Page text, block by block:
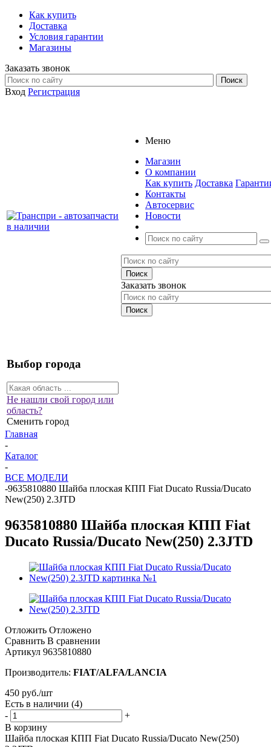
Как купить
Доставка
Условия гарантии
Магазины
Заказать звонок
Вход Регистрация
Меню
Магазин
О компании
Как купить Доставка
Контакты
Автосервис
Новости
Заказать звонок
Выбор города
Не нашли свой город или
область?
Сменить город
Главная
-
Каталог
-
ВСЕ МОДЕЛИ
-9635810880 Шайба плоская КПП Fiat Ducato Russia/Ducato
New(250) 2.3JTD
9635810880 Шайба плоская КПП Fiat
Ducato Russia/Ducato New(250) 2.3JTD
Отложить Отложено
Сравнить В сравнении
Артикул 9635810880
Производитель: FIAT/ALFA/LANCIA
450 руб./шт
Есть в наличии (4)
-
+
В корзину
Шайба плоская КПП Fiat Ducato Russia/Ducato New(250)